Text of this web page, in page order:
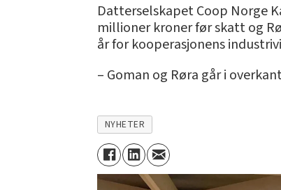
Datterselskapet Coop Norge
millioner kroner før skatt og
år for kooperasjonens
– Goman og Røra går i
NYHETER